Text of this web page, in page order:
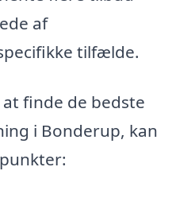
af
tilfælde.
finde de bedste
i Bonderup, kan